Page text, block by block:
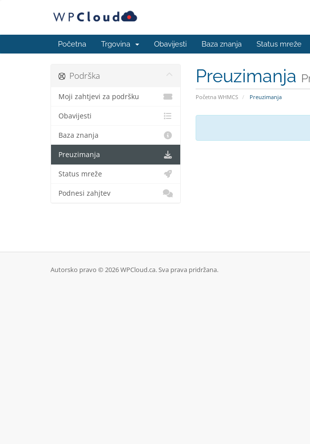
Početna Trgovina Obavijesti Baza znanja Status mreže
Preuzimanja
Početna WHMCS Preuzimanja
Podrška
Moji zahtjevi za podršku
Obavijesti
Baza znanja
Preuzimanja
Status mreže
Podnesi zahjtev
Autorsko pravo © 2026 WPCloud.ca. Sva prava pridržana.